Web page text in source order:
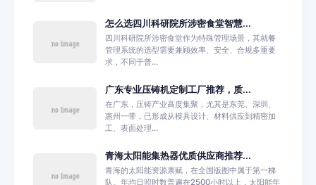
怎么选四川科研院所涉密食堂智慧...
四川科研院所涉密食堂作为特殊管理场景，其就餐
管理系统的选型需要兼顾效率、安全、合规多重要
求，不同于普...
广东专业压铸机定制工厂推荐，质...
在广东，压铸产业高度集聚，尤其是东莞、深圳、
惠州一带，已形成从模具设计、材料供应到精密加
工、表面处理...
青海太阳能集热器优质供应商推荐...
青海的太阳能资源禀赋，在全国版图中属于第一梯
队。年均日照时数普遍在2500小时以上，太阳能年